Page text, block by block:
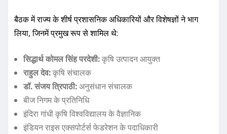
बैठक में राज्य के शीर्ष प्रशासनिक अधिकारियों और विशेषज्ञों ने भाग
लिया, जिनमें प्रमुख रूप से शामिल थे:
सिद्धार्थ कोमल सिंह परदेशी:कृषि उत्पादन आयुक्त
राहुल देव:कृषि संचालक
डॉ. संजय त्रिपाठी:अनुसंधान संचालक
बीज निगम के प्रतिनिधि
इंदिरा गांधी कृषि विश्वविद्यालय के वैज्ञानिक
इंडियन राइस एक्सपोर्टर्स फेडरेशन के पदाधिकारी